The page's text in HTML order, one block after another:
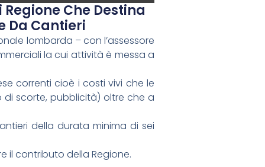
Che Destina
Da Cantieri
lombarda – con l’assessore
la cui attività è messa a
correnti cioè i costi vivi che le
scorte, pubblicità) oltre che a
della durata minima di sei
il contributo della Regione.